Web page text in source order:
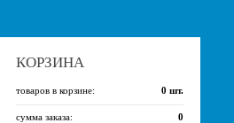
КОРЗИНА
товаров в корзине: 0 шт.
сумма заказа: 0